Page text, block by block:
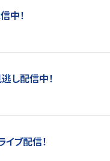
中！
し配信中！
ブ配信！